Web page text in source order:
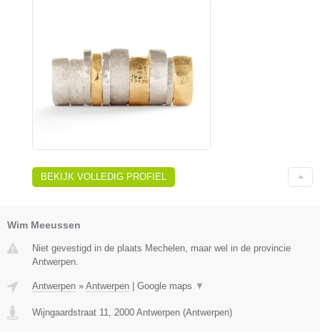
BEKIJK VOLLEDIG PROFIEL
Wim Meeussen
Niet gevestigd in de plaats Mechelen, maar wel in de provincie
Antwerpen.
Antwerpen » Antwerpen | Google maps ▼
Wijngaardstraat 11 2000 Antwerpen (Antwerpen)